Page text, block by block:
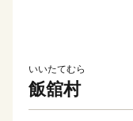
いいたてむら
飯舘村